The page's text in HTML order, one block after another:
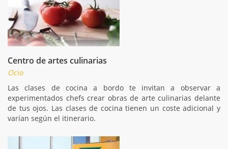
Centro de artes culinarias
Ocio
Las clases de cocina a bordo te invitan a observar a
experimentados chefs crear obras de arte culinarias delante
de tus ojos. Las clases de cocina tienen un coste adicional y
varían según el itinerario.